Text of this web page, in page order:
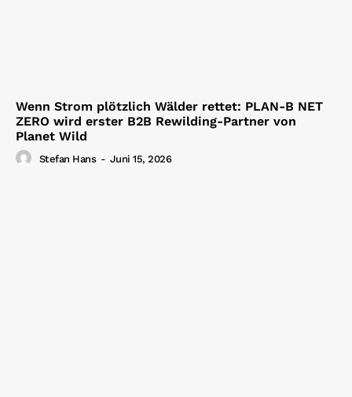
Wenn Strom plötzlich Wälder rettet: PLAN-B NET
ZERO wird erster B2B Rewilding-Partner von
Planet Wild
Stefan Hans - Juni 15, 2026